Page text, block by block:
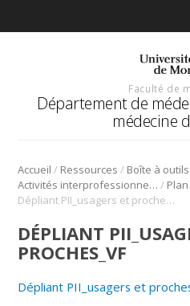
Faculté de
Département de
médecine
Accueil / Ressources / Boîte à outils
Activités interprofessionnelles en stage clinique (AIS) /
Dépliant PII_usagers et proches_VF
DÉPLIANT
PROCHES_VF
Dépliant PII_usagers et